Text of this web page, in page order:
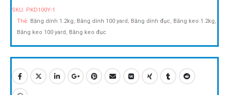
SKU: PKD100Y-1
Thẻ: Băng dính 1.2kg, Băng dính 100 yard , Băng dính đục, Băng keo 1.2kg,
Băng keo 100 yard , Băng keo đục